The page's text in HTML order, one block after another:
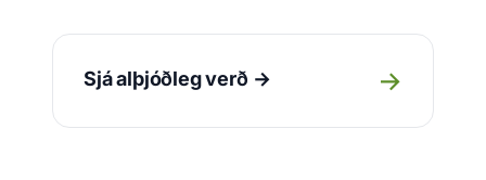
Sjá alþjóðleg verð → →